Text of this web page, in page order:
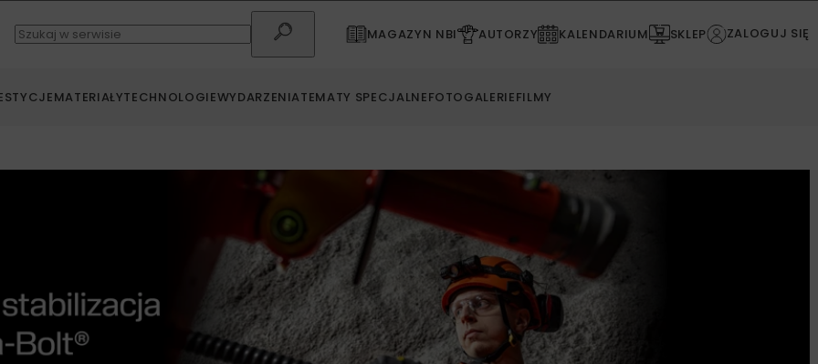
MAGAZYN NBI AUTORZY KALENDARIUM SKLEP ZALOGUJ SIĘ
MATERIAŁYTECHNOLOGIEWYDARZENIATEMATY SPECJALNEFOTOGALERIEFILMY